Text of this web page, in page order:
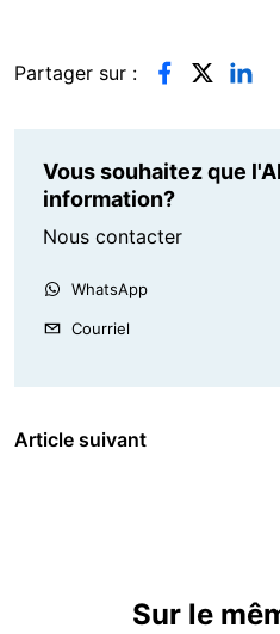
Partager sur :
Vous souhaitez que
information?
Nous contacter
WhatsApp
Courriel
Article suivant
Sur le